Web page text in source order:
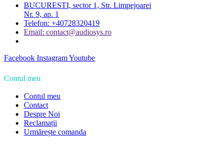
BUCURESTI, sector 1, Str. Limpejoarei
Nr. 9, ap. 1
Telefon: +40728320419
Email: contact@audiosys.ro
Facebook InstagramYoutube
Contul meu
Contul meu
Contact
Despre Noi
Reclamații
Urmărește comanda